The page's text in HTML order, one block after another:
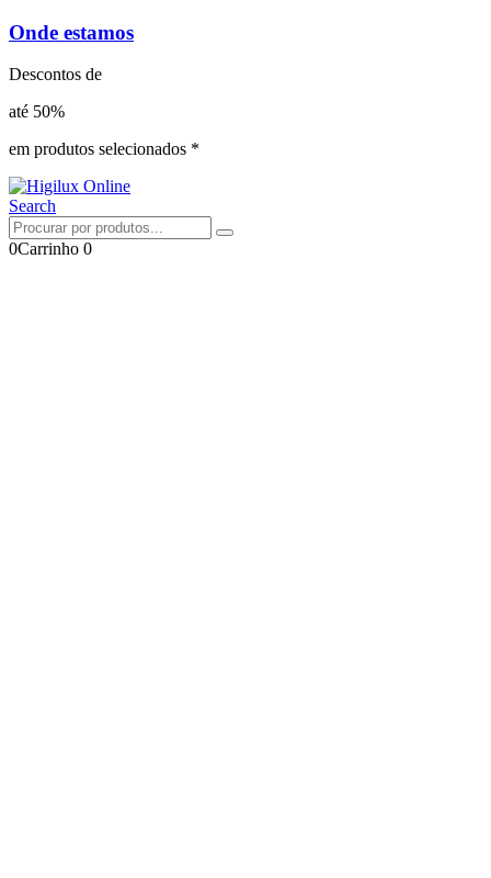
Onde estamos
Descontos de
até 50%
em produtos selecionados *
Search
0Carrinho 0